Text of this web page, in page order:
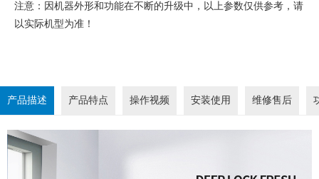
注意：因机器外形和功能在不断的升级中，以上参数仅供参考，请
以实际机型为准！
产品描述 产品特点 操作视频 安装使用 维修售后